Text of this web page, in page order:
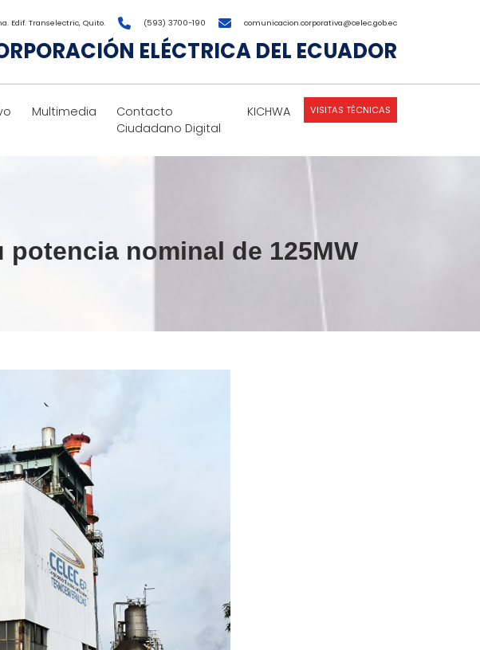
Edif. Transelectric, Quito. (593) 3700-190 comunicacion.corporativa@celec.gob.ec
ELÉCTRICA DEL ECUADOR
Multimedia
Contacto
Ciudadano Digital
KICHWA VISITAS TÉCNICAS
nominal de 125MW